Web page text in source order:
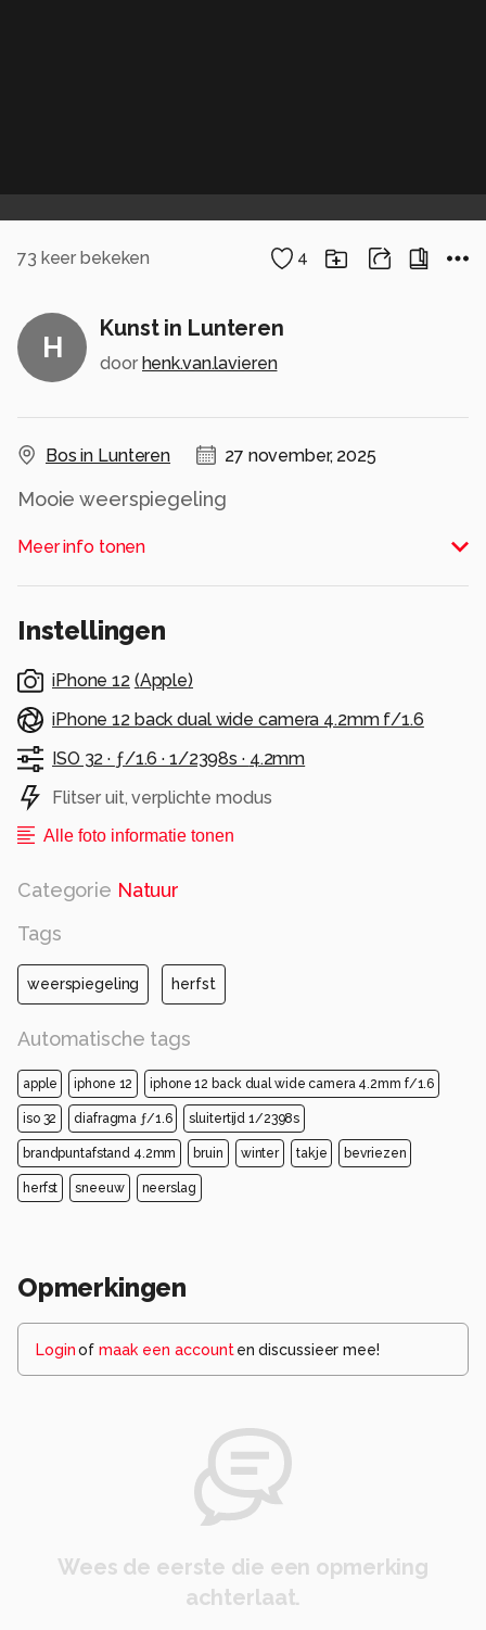
73 keer bekeken 4
H
Kunst in Lunteren
door henk.van.lavieren
Bos in Lunteren 27 november, 2025
Mooie weerspiegeling
Alle rechten voorbehouden
Meer info tonen
Instellingen
iPhone 12 (Apple)
iPhone 12 back dual wide camera 4.2mm f/1.6
ISO 32 · ƒ/1.6 · 1/2398s · 4.2mm
Flitser uit, verplichte modus
Alle foto informatie tonen
Categorie Natuur
Tags
weerspiegeling herfst
Automatische tags
apple iphone 12 iphone 12 back dual wide camera 4.2mm f/1.6
iso 32 diafragma ƒ/1.6 sluitertijd 1/2398s
brandpuntafstand 4.2mm bruin winter takje bevriezen
herfst sneeuw neerslag
Opmerkingen
Loginof maak een account en discussieer mee!
Wees de eerste die een opmerking
achterlaat.